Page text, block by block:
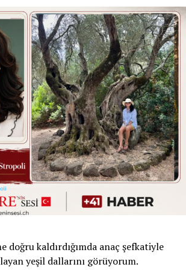
gibi göçmen kuşlar sanırım çok daha
tanışmam ise çok eskiye
kitap kulübüm
‘in kurucularından sevgili Melis
Orphee’yi almıştım. Melis, “Nazlı
Türkiye’deki en önemli
bu kitap da muhakkak okunması
demişti. Kitabı okuduğumda
ardından yazarla ilgili küçük
doğmuş olsa da çocukluğu ve
geçmiş. Daha sonra bir gece treniyle
yaşıyor?” diye düşünse de
doğru kaldırdığımda anaç şefkatiyle
yeşil dallarını görüyorum.